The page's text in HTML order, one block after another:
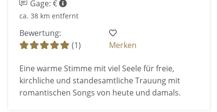
Gage: €
ca. 38 km entfernt
Bewertung:
(1)
Merken
Eine warme Stimme mit viel Seele für freie,
kirchliche und standesamtliche Trauung mit
romantischen Songs von heute und damals.